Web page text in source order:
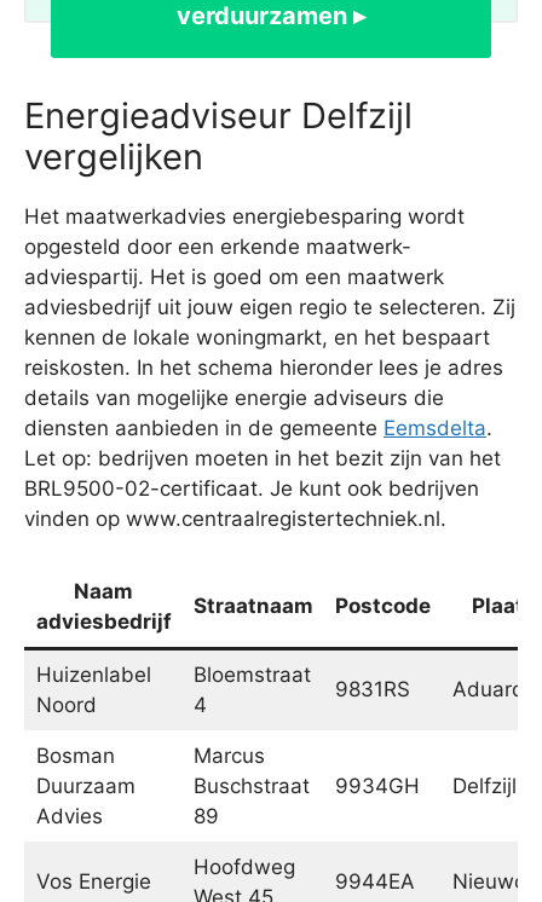
verduurzamen ▸
Energieadviseur Delfzijl
vergelijken
Het maatwerkadvies energiebesparing wordt
opgesteld door een erkende maatwerk-
adviespartij. Het is goed om een maatwerk
adviesbedrijf uit jouw eigen regio te selecteren. Zij
kennen de lokale woningmarkt, en het bespaart
reiskosten. In het schema hieronder lees je adres
details van mogelijke energie adviseurs die
diensten aanbieden in de gemeente Eemsdelta.
Let op: bedrijven moeten in het bezit zijn van het
BRL9500-02-certificaat. Je kunt ook bedrijven
vinden op www.centraalregistertechniek.nl.
Naam
adviesbedrijf
Straatnaam Postcode Plaats
Huizenlabel
Noord
Bloemstraat
4
9831RS Aduard
Bosman
Duurzaam
Advies
Marcus
Buschstraat
89
9934GH Delfzijl
Vos Energie
Hoofdweg
West 45
9944EA